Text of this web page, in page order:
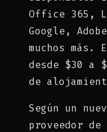
Office 365,
Google,
muchos
desde $30 a
de
Según un
proveedor